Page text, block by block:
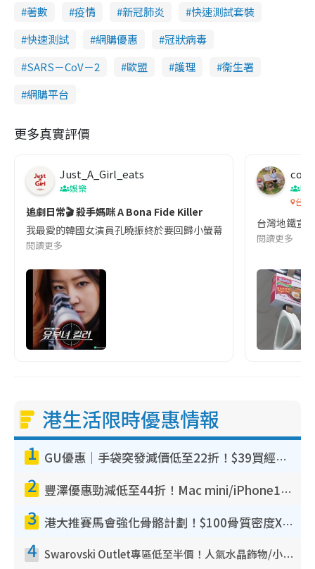
著數 疫情 新冠肺炎
快速測試套裝
快速測試
網購優惠
冠狀病毒
SARS－CoV－2
歐盟 護理
衞生署
網購平台
更多真實評價
Just_A_Girl_eats
娛樂
追劇日常🎬 殺手媽咪 A Bona Fide Killer
我最愛的韓國女演員孔曉振終於要回歸小螢幕啦!這次的劇本改編
閱讀更多
co
吹
台灣
台灣地鐵宣
閱讀更多
港生活限時優惠情報
1 GU優惠｜手袋突發減價低至22折！$39買經典波士頓包/餃子袋！飾物同步減價$29起！
2 豐澤優惠勁減低至44折！Mac mini/iPhone17Pro大減價！廚房家電$220起
3 港大推賽馬會強化骨骼計劃！$100骨質密度X光檢查 完成免費運動訓練送超市禮券！附參加資格
4 Swarovski Outlet專區低至半價！人氣水晶飾物/小擺設$138起！迪士尼款/水晶高跟鞋都有平